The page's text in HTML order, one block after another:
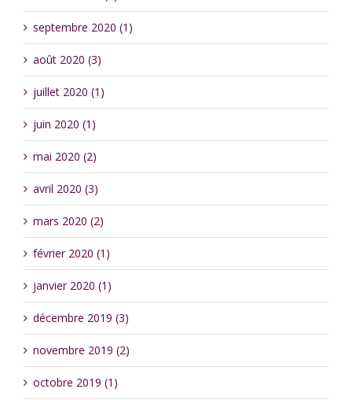
septembre 2020 (1)
août 2020 (3)
juillet 2020 (1)
juin 2020 (1)
mai 2020 (2)
avril 2020 (3)
mars 2020 (2)
février 2020 (1)
janvier 2020 (1)
décembre 2019 (3)
novembre 2019 (2)
octobre 2019 (1)